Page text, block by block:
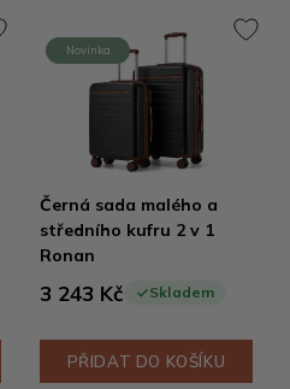
Novinka
Černá sada malého a
středního kufru 2 v 1
Ronan
3 243 Kč Skladem
PŘIDAT DO KOŠÍKU